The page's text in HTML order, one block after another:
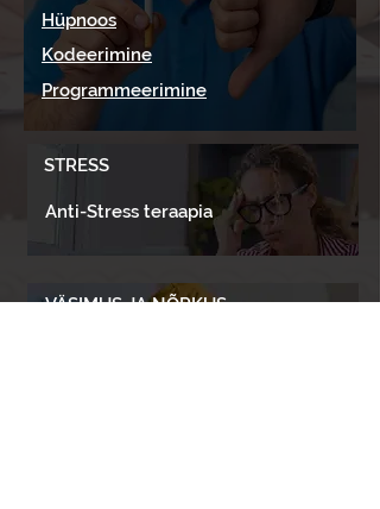
Hüpnoos
Kodeerimine
Programmeerimine
STRESS
Anti-Stress teraapia
VÄSIMUS JA NÕRKUS